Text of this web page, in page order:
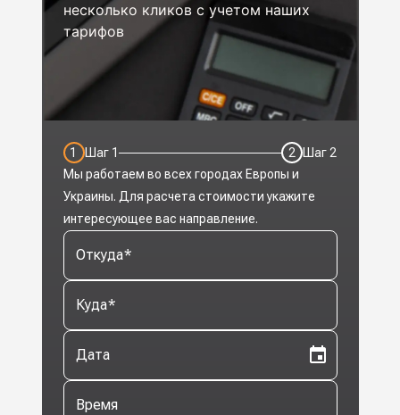
несколько кликов с учетом наших
тарифов
1 Шаг1 2 Шаг 2
Мы работаем во всех городах Европы и
Украины. Для расчета стоимости укажите
интересующее вас направление.
Откуда*
Куда*
Дата
Время